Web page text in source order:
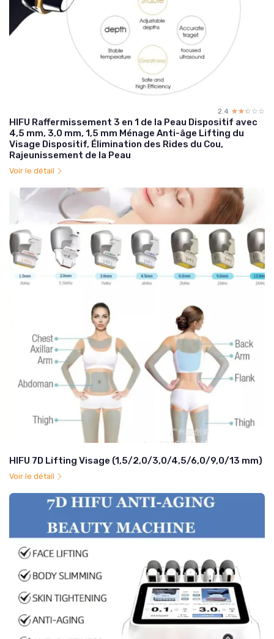
2.4 ☆☆☆☆☆
★★★★★
HIFU Raffermissement 3 en 1 de la Peau Dispositif avec
4,5 mm, 3,0 mm, 1,5 mm Ménage Anti-âge Lifting du
Visage Dispositif, Élimination des Rides du Cou,
Rajeunissement de la Peau
Voir le détail
HIFU 7D Lifting Visage (1,5/2,0/3,0/4,5/6,0/9,0/13 mm)
Voir le détail